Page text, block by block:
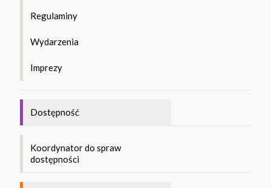
Regulaminy
Wydarzenia
Imprezy
Dostępność
Koordynator do spraw
dostępności